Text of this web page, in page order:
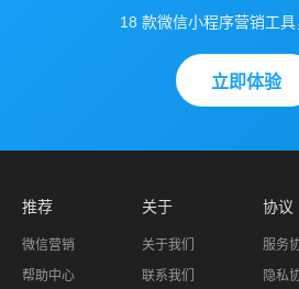
18 款微信小程序营销工
立即体验
推荐
微信营销
帮助中心
关于
关于我们
联系我们
协议
服务
隐私